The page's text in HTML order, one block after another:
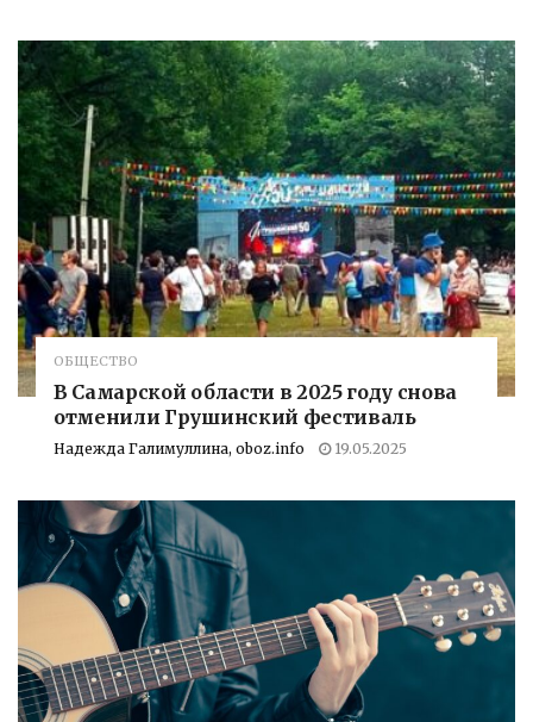
ОБЩЕСТВО
В Самарской области в 2025 году снова
отменили Грушинский фестиваль
Надежда Галимуллина, oboz.info 19.05.2025